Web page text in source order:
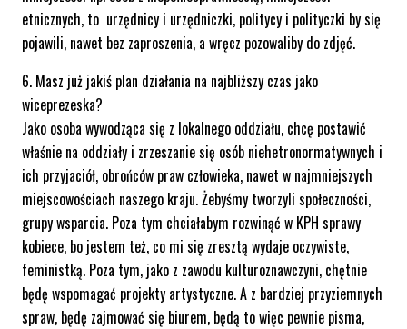
etnicznych, to urzędnicy i urzędniczki, politycy i polityczki by się
pojawili, nawet bez zaproszenia, a wręcz pozowaliby do zdjęć.
6. Masz już jakiś plan działania na najbliższy czas jako
wiceprezeska?
Jako osoba wywodząca się z lokalnego oddziału, chcę postawić
właśnie na oddziały i zrzeszanie się osób niehetronormatywnych i
ich przyjaciół, obrońców praw człowieka, nawet w najmniejszych
miejscowościach naszego kraju. Żebyśmy tworzyli społeczności,
grupy wsparcia. Poza tym chciałabym rozwinąć w KPH sprawy
kobiece, bo jestem też, co mi się zresztą wydaje oczywiste,
feministką. Poza tym, jako z zawodu kulturoznawczyni, chętnie
będę wspomagać projekty artystyczne. A z bardziej przyziemnych
spraw, będę zajmować się biurem, będą to więc pewnie pisma,